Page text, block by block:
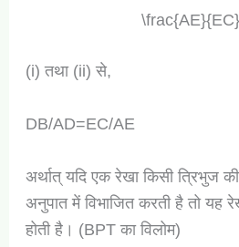
(i) तथा (ii) से,
DB/AD​=EC/AE​
अर्थात् यदि एक रेखा किसी त्रिभुज
अनुपात में विभाजित करती है तो यह
होती है। (BPT का विलोम)